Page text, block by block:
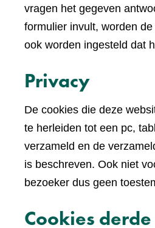
vragen het gegeven
formulier invult, worden
ook worden ingesteld dat
Privacy
De cookies die deze
te herleiden tot een pc,
verzameld en de
is beschreven. Ook niet
bezoeker dus geen
Cookies